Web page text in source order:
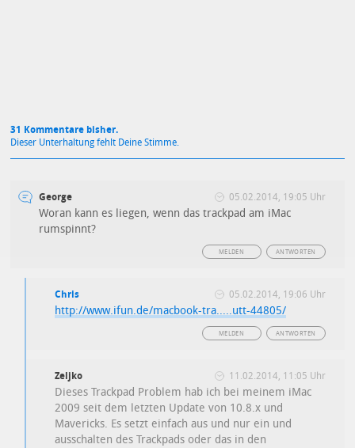
31 Kommentare bisher.
Dieser Unterhaltung fehlt Deine Stimme.
George 05.02.2014, 19:05 Uhr
Woran kann es liegen, wenn das trackpad am iMac
rumspinnt?
ANTWORTEN
MELDEN
Chris 05.02.2014, 19:06 Uhr
http://www.ifun.de/macbook-tra.....utt-44805/
ANTWORTEN
MELDEN
Zeljko 11.02.2014, 11:05 Uhr
Dieses Trackpad Problem hab ich bei meinem iMac
2009 seit dem letzten Update von 10.8.x und
Mavericks. Es setzt einfach aus und nur ein und
ausschalten des Trackpads oder das in den